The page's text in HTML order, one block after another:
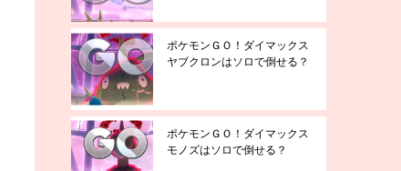
ポケモンＧＯ！ダイマックス
ヤブクロンはソロで倒せる？
ポケモンＧＯ！ダイマックス
モノズはソロで倒せる？